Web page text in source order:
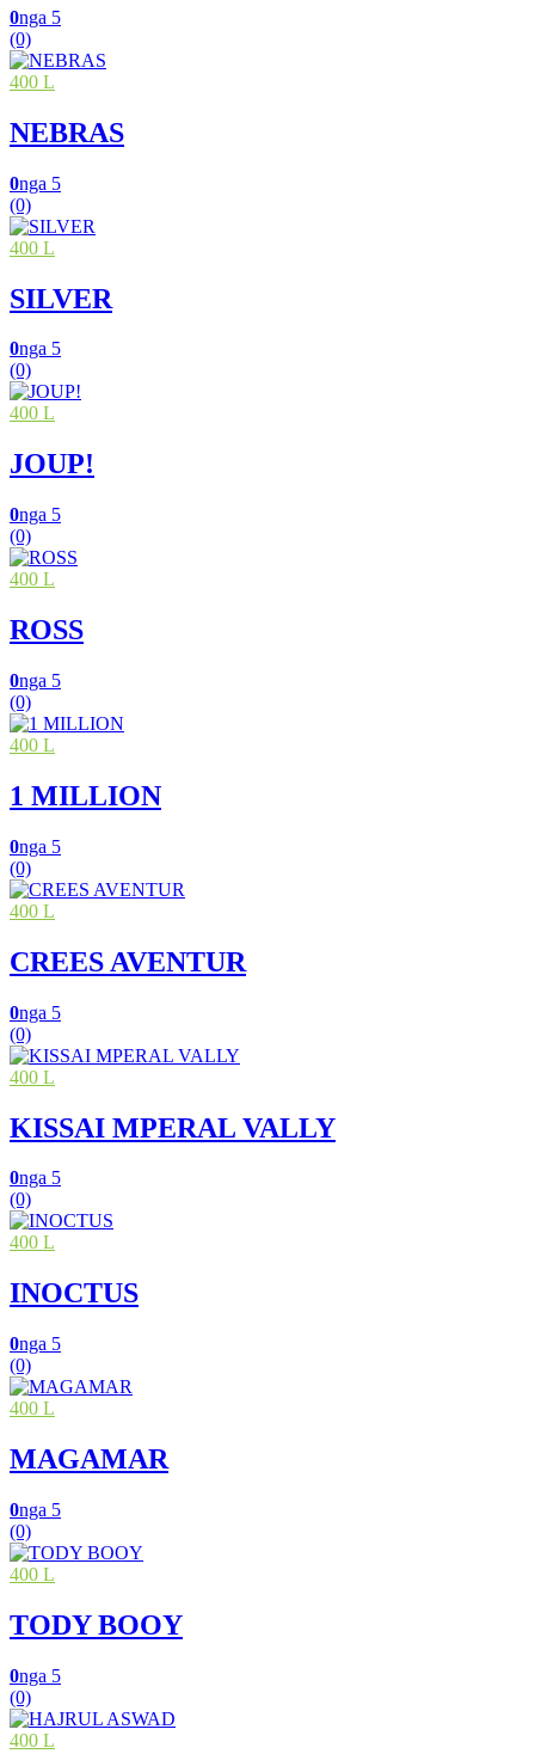
0nga 5
(0)
400 L
NEBRAS
0nga 5
(0)
400 L
SILVER
0nga 5
(0)
400 L
JOUP!
0nga 5
(0)
400 L
ROSS
0nga 5
(0)
400 L
1 MILLION
0nga 5
(0)
400 L
CREES AVENTUR
0nga 5
(0)
400 L
KISSAI MPERAL VALLY
0nga 5
(0)
400 L
INOCTUS
0nga 5
(0)
400 L
MAGAMAR
0nga 5
(0)
400 L
TODY BOOY
0nga 5
(0)
400 L